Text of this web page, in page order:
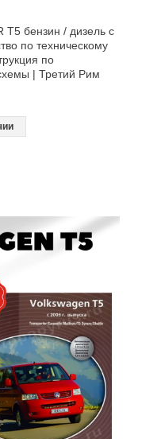
T5 бензин / дизель с
по техническому
по
| Третий Рим